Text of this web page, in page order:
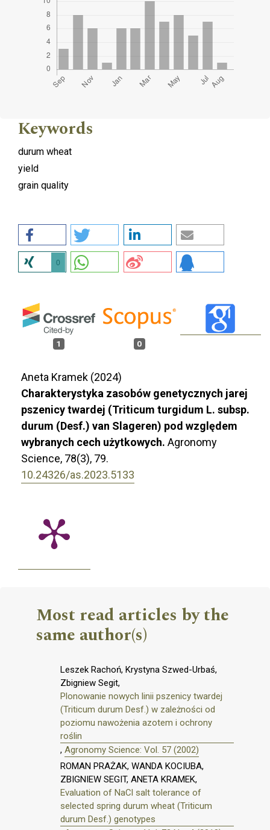
Keywords
durum wheat
yield
grain quality
0
1 0
Aneta Kramek (2024)
Charakterystyka zasobów genetycznych jarej
pszenicy twardej (Triticum turgidum L. subsp.
durum (Desf.) van Slageren) pod względem
wybranych cech użytkowych. Agronomy
Science, 78(3), 79.
10.24326/as.2023.5133
Most read articles by the
same author(s)
Leszek Rachoń, Krystyna Szwed-Urbaś,
Zbigniew Segit,
Plonowanie nowych linii pszenicy twardej
(Triticum durum Desf.) w zależności od
poziomu nawożenia azotem i ochrony
roślin
, Agronomy Science: Vol. 57 (2002)
ROMAN PRAŻAK, WANDA KOCIUBA,
ZBIGNIEW SEGIT, ANETA KRAMEK,
Evaluation of NaCl salt tolerance of
selected spring durum wheat (Triticum
durum Desf.) genotypes